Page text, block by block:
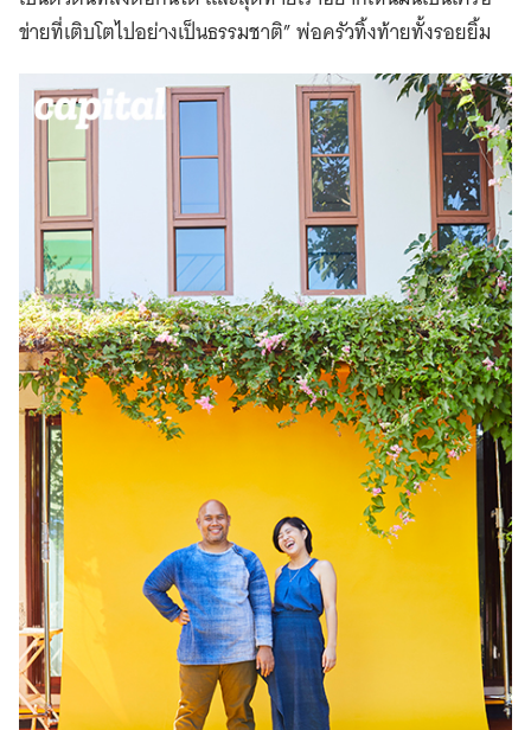
ข่ายที่เติบโตไปอย่างเป็นธรรมชาติ” พ่อครัวทิ้งท้ายทั้งรอยยิ้ม